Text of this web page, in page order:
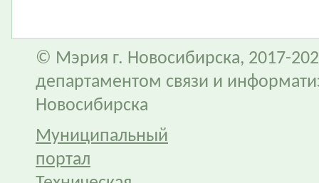
© Мэрия г. Новосибирска, 2017-
департаментом связи и
Новосибирска
Муниципальный
портал